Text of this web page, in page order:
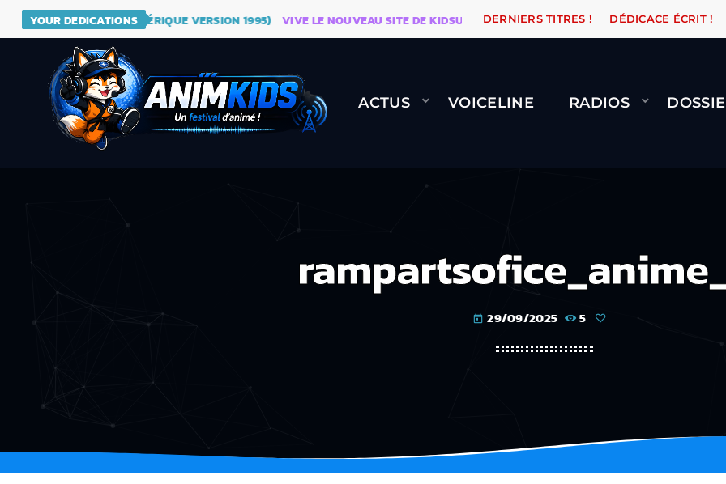
YOUR DEDICATIONS
BALL (GÉNÉRIQUE VERSION 1995) VIVE LE NOUVEAU SITE DE KIDSUNE WARÉTRO ORANGE ROAD QUI
DERNIERS TITRES ! DÉDICACE ÉCRIT !
ACTUS VOICELINE RADIOS
today 29/09/2025 5